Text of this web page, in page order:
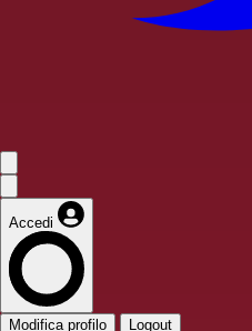
Accedi
Modifica profilo Logout